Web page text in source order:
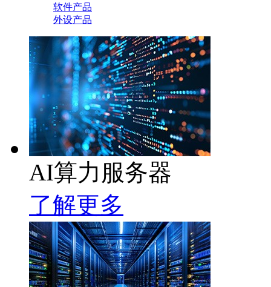
软件产品
外设产品
AI算力服务器
了解更多